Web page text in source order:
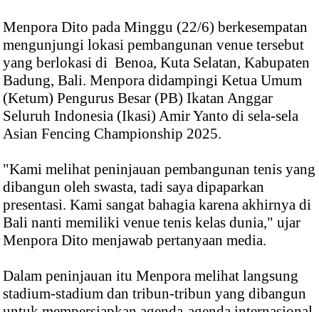
Menpora Dito pada Minggu (22/6) berkesempatan
mengunjungi lokasi pembangunan venue tersebut
yang berlokasi di Benoa, Kuta Selatan, Kabupaten
Badung, Bali. Menpora didampingi Ketua Umum
(Ketum) Pengurus Besar (PB) Ikatan Anggar
Seluruh Indonesia (Ikasi) Amir Yanto di sela-sela
Asian Fencing Championship 2025.
"Kami melihat peninjauan pembangunan tenis yang
dibangun oleh swasta, tadi saya dipaparkan
presentasi. Kami sangat bahagia karena akhirnya di
Bali nanti memiliki venue tenis kelas dunia," ujar
Menpora Dito menjawab pertanyaan media.
Dalam peninjauan itu Menpora melihat langsung
stadium-stadium dan tribun-tribun yang dibangun